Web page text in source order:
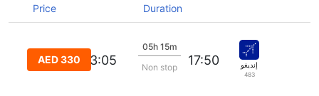
Duration
Price
إنديغو
483
17:50
05h 15m
Non stop
23:05
AED 330